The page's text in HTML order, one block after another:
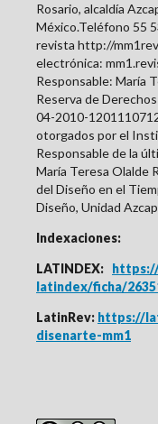
Rosario, alcaldía
México.Teléfono 55
revista http://
electrónica:
Responsable: María
Reserva de
04-2010-
otorgados por el
Responsable de la
María Teresa Olalde
del Diseño en el
Diseño, Unidad
Indexaciones:
LATINDEX:
latindex/ficha/
LatinRev: https://
disenarte-mm1